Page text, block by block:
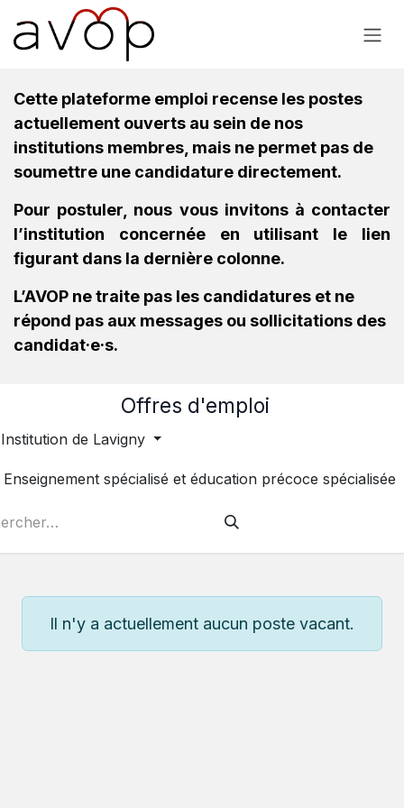
Se rendre au contenu
Cette plateforme emploi recense les postes
actuellement ouverts au sein de nos
institutions membres, mais ne permet pas de
soumettre une candidature directement.
Pour postuler, nous vous invitons à contacter
l’institution concernée en utilisant le lien
figurant dans la dernière colonne.
L’AVOP ne traite pas les candidatures et ne
répond pas aux messages ou sollicitations des
candidat·e·s.
Offres d'emploi
Institution de Lavigny
Enseignement spécialisé et éducation précoce spécialisée
Il n'y a actuellement aucun poste vacant.